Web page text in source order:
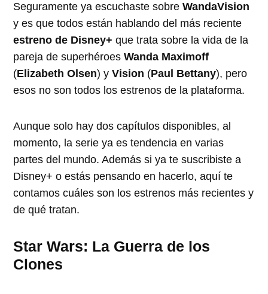
Seguramente ya escuchaste sobreWandaVision
y es que todos están hablando del más reciente
estreno de Disney+ que trata sobre la vida de la
pareja de superhéroesWanda Maximoff
(Elizabeth Olsen) yVision (Paul Bettany), pero
esos no son todos los estrenos de la plataforma.
Aunque solo hay dos capítulos disponibles, al
momento, la serie ya es tendencia en varias
partes del mundo. Además si ya te suscribiste a
Disney+ o estás pensando en hacerlo, aquí te
contamos cuáles son los estrenos más recientes y
de qué tratan.
Star Wars: La Guerra de los
Clones